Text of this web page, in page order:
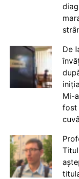
De
Mi-
fost